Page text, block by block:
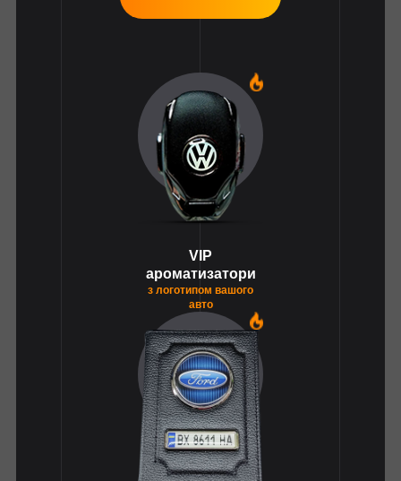
VIP
ароматизатори
з логотипом вашого
авто